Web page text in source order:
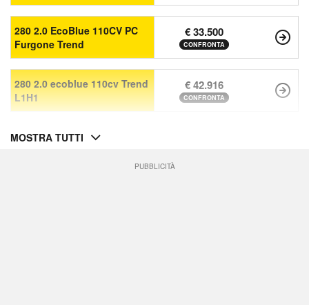
280 2.0 EcoBlue 110CV PC
Furgone Trend
€ 33.500
CONFRONTA
280 2.0 ecoblue 110cv Trend
L1H1
€ 42.916
CONFRONTA
MOSTRA TUTTI
PUBBLICITÀ